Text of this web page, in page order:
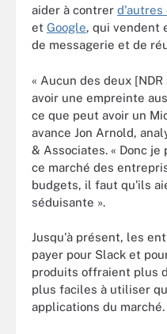
aider à contrer d'autres
et Google, qui vendent
de messagerie et de
« Aucun des deux
avoir une empreinte
ce que peut avoir un
avance Jon Arnold,
& Associates. « Donc
ce marché des
budgets, il faut qu'ils
séduisante ».
Jusqu'à présent, les
payer pour Slack et
produits offraient plus
plus faciles à utiliser
applications du marché.